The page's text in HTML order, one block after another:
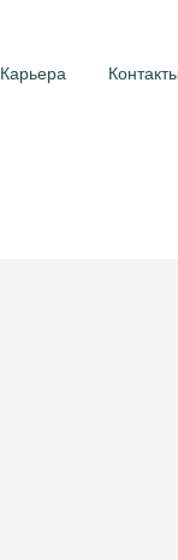
Карьера Контакты